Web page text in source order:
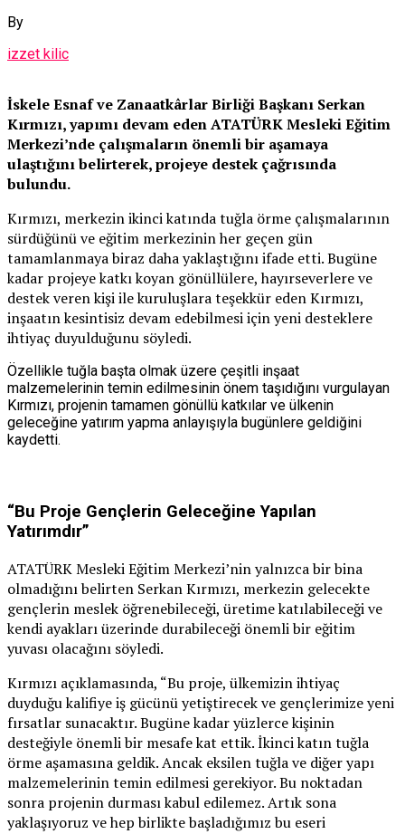
By
izzet kilic
İskele Esnaf ve Zanaatkârlar Birliği Başkanı Serkan
Kırmızı, yapımı devam eden ATATÜRK Mesleki Eğitim
Merkezi’nde çalışmaların önemli bir aşamaya
ulaştığını belirterek, projeye destek çağrısında
bulundu.
Kırmızı, merkezin ikinci katında tuğla örme çalışmalarının
sürdüğünü ve eğitim merkezinin her geçen gün
tamamlanmaya biraz daha yaklaştığını ifade etti. Bugüne
kadar projeye katkı koyan gönüllülere, hayırseverlere ve
destek veren kişi ile kuruluşlara teşekkür eden Kırmızı,
inşaatın kesintisiz devam edebilmesi için yeni desteklere
ihtiyaç duyulduğunu söyledi.
Özellikle tuğla başta olmak üzere çeşitli inşaat
malzemelerinin temin edilmesinin önem taşıdığını vurgulayan
Kırmızı, projenin tamamen gönüllü katkılar ve ülkenin
geleceğine yatırım yapma anlayışıyla bugünlere geldiğini
kaydetti.
“Bu Proje Gençlerin Geleceğine Yapılan
Yatırımdır”
ATATÜRK Mesleki Eğitim Merkezi’nin yalnızca bir bina
olmadığını belirten Serkan Kırmızı, merkezin gelecekte
gençlerin meslek öğrenebileceği, üretime katılabileceği ve
kendi ayakları üzerinde durabileceği önemli bir eğitim
yuvası olacağını söyledi.
Kırmızı açıklamasında, “Bu proje, ülkemizin ihtiyaç
duyduğu kalifiye iş gücünü yetiştirecek ve gençlerimize yeni
fırsatlar sunacaktır. Bugüne kadar yüzlerce kişinin
desteğiyle önemli bir mesafe kat ettik. İkinci katın tuğla
örme aşamasına geldik. Ancak eksilen tuğla ve diğer yapı
malzemelerinin temin edilmesi gerekiyor. Bu noktadan
sonra projenin durması kabul edilemez. Artık sona
yaklaşıyoruz ve hep birlikte başladığımız bu eseri